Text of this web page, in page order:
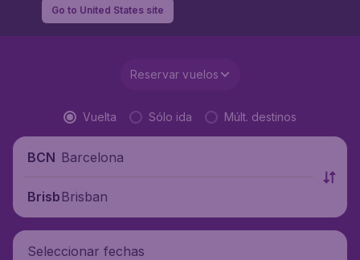
Go to United States site
Reservar vuelos
Vuelta Sólo ida Múlt. destinos
BCN Barcelona
BrisbanBrisban
Seleccionar fechas